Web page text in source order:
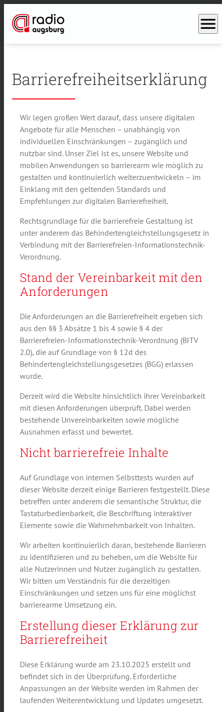
menu
Barrierefreiheitserklärung
Wir legen großen Wert darauf, dass unsere digitalen
Angebote für alle Menschen – unabhängig von
individuellen Einschränkungen – zugänglich und
nutzbar sind. Unser Ziel ist es, unsere Website und
mobilen Anwendungen so barrierearm wie möglich zu
gestalten und kontinuierlich weiterzuentwickeln – im
Einklang mit den geltenden Standards und
Empfehlungen zur digitalen Barrierefreiheit.
Rechtsgrundlage für die barrierefreie Gestaltung ist
unter anderem das Behindertengleichstellungsgesetz in
Verbindung mit der Barrierefreien-Informationstechnik-
Verordnung.
Stand der Vereinbarkeit mit den
Anforderungen
Die Anforderungen an die Barrierefreiheit ergeben sich
aus den §§ 3 Absätze 1 bis 4 sowie § 4 der
Barrierefreien-Informationstechnik-Verordnung (BITV
2.0), die auf Grundlage von § 12d des
Behindertengleichstellungsgesetzes (BGG) erlassen
wurde.
Derzeit wird die Website hinsichtlich ihrer Vereinbarkeit
mit diesen Anforderungen überprüft. Dabei werden
bestehende Unvereinbarkeiten sowie mögliche
Ausnahmen erfasst und bewertet.
Nicht barrierefreie Inhalte
Auf Grundlage von internen Selbsttests wurden auf
dieser Website derzeit einige Barrieren festgestellt. Diese
betreffen unter anderem die semantische Struktur, die
Tastaturbedienbarkeit, die Beschriftung interaktiver
Elemente sowie die Wahrnehmbarkeit von Inhalten.
Wir arbeiten kontinuierlich daran, bestehende Barrieren
zu identifizieren und zu beheben, um die Website für
alle Nutzerinnen und Nutzer zugänglich zu gestalten.
Wir bitten um Verständnis für die derzeitigen
Einschränkungen und setzen uns für eine möglichst
barrierearme Umsetzung ein.
Erstellung dieser Erklärung zur
Barrierefreiheit
Diese Erklärung wurde am 23.10.2025 erstellt und
befindet sich in der Überprüfung. Erforderliche
Anpassungen an der Website werden im Rahmen der
laufenden Weiterentwicklung und Updates umgesetzt.